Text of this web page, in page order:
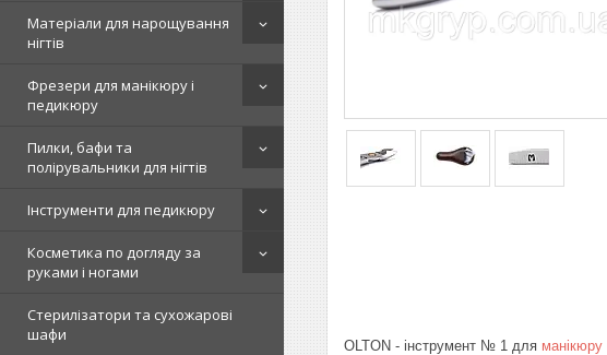
Матеріали для нарощування
нігтів
Фрезери для манікюру і
педикюру
Пилки, бафи та
полірувальники для нігтів
Інструменти для педикюру
Косметика по догляду за
руками і ногами
Стерилізатори та сухожарові
шафи
OLTON - інструмент № 1 для манікюру